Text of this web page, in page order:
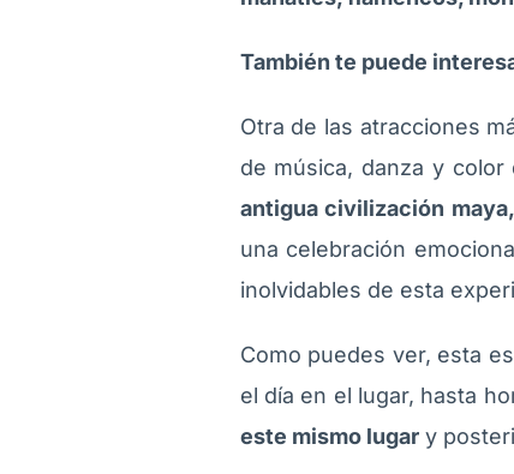
También te puede
Otra de las atracciones
de música, danza y
antigua civilización maya,
una celebración
inolvidables de esta
Como puedes ver, esta
el día en el lugar, hasta
este mismo lugary